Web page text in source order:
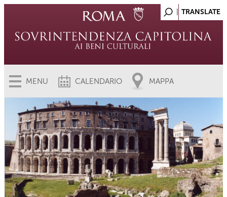
MENU CALENDARIO MAPPA